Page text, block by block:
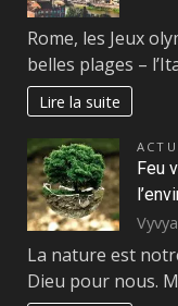
Rome, les Jeux
belles plages –
Lire la suite
Feu
La nature est
Dieu pour nous.